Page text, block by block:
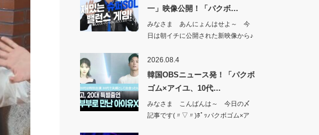
一」映像公開！「パクボ…
みなさま あんにょんはせよ～ 今
日は朝イチに公開された新映像から♪
2026.08.4
韓国OBSニュース発！「パクボ
ゴム×アイユ、10代…
みなさま こんばんは～ 今日の〆
記事です(〃▽〃)ﾎﾟｯパクボゴム×ア